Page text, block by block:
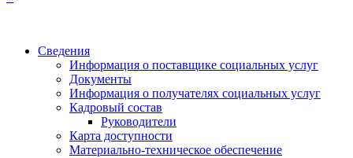
Сведения
Информация о поставщике социальных услуг
Документы
Информация о получателях социальных услуг
Кадровый состав
Руководители
Карта доступности
Материально-техническое обеспечение